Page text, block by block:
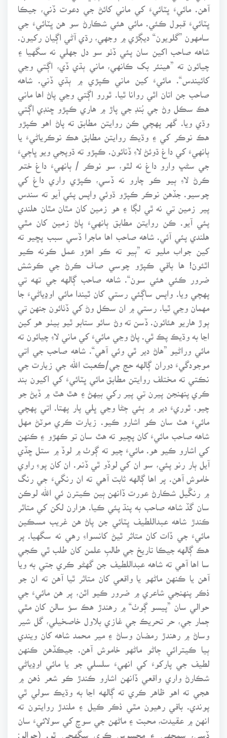
آهن. مائيءَ ڀٽائيءَ کي ماني کائڻ جي دعوت ڏني، جيڪا
ڀٽائيءَ قبول ڪئي. مائي هئي شڪارڻ سو هن ڀٽائيءَ جي
سامهون ”گلويون“ ديڳڙي ۾ وجهي، رڌي آڻي اڳيان رکيون.
شاهه صاحب اکين سان پئي ڏٺو سو دل جهلي نه سگهيا ۽
چيائون ته ”هينئر بک ڪانهي، ماني ٻڌي ڏي، اڳتي وڃي
کائيندس“. مائيءَ کين ماني ڪپڙي ۾ ٻڌي ڏني. شاهه
صاحب جن اتان اٿي روانا ٿيا. ٿورو اڳتي وڃي پاڻ اها ماني
هڪ سڪل وڻ جي بُنڊ جي پاڙ ۾ هاري ڪپڙو ڇنڊي اڳتي
وڌي ويا. گهر پهچي ڪن روايتن مطابق ته پاڻ اهو ڪپڙو
هڪ نوڪر کي ۽ وڌيڪ روايتن مطابق هڪ نوڪرياڻيءَ يا
ٻانهيءَ کي داغ ڌوئڻ لاءِ ڏنائون. ڪپڙو ته ڌوپجي ويو ڀاڄيءَ
جي سڻڀ وارو داغ نه لٿو، سو نوڪر / ٻانهيءَ داغ ختم
ڪرڻ لاءِ ٻيو ڪو چارو نه ڏسي، ڪپڙي واري داغ کي
چوسيو. جڏهن نوڪر ڪپڙو ڌوئي واپس پئي آيو ته سندس
پير زمين تي نه ٿي لڳا ۽ هو زمين کان مٿان مٿان هلندي
پئي آيو. ڪن روايتن مطابق ٻانهيءَ پاڻ زمين کان مٿي
هلندي پئي آئي. شاهه صاحب اها ماجرا ڏسي سبب پڇيو ته
کين جواب مليو ته ”ٻيو ته ڪو اهڙو عمل ڪونه ڪيو
اٿئون! ها باقي ڪپڙو چوسي صاف ڪرڻ جي ڪوشش
ضرور ڪئي هئي سون“. شاهه صاحب ڳالهه جي تهه تي
پهچي ويا. واپس ساڳئي رستي کان ٿيندا مائي اوڍياڻيءَ جا
مهمان وڃي ٿيا. رستي ۾ ان سڪل وڻ کي ڏٺائون جنهن تي
ٻوڙ هاريو هئائون. ڏسن ته وڻ سائو ستابو ٿيو بيٺو هو کين
اڃا به وڌيڪ پڪ ٿي. پاڻ وڃي مائيءَ کي ماني لاءِ چيائون ته
مائي وراڻيو ”هاڻ دير ٿي وئي آهي“. شاهه صاحب جي اتي
موجودگيءَ دوران ڳالهه حج جي/ڪعبت الله جي زيارت جي
نڪتي ته مختلف روايتن مطابق مائي ڀٽائيءَ کي اکيون بند
ڪري پنهنجن پيرن تي پير رکي بيهڻ ۽ هٿ هٿ ۾ ڏيڻ جو
چيو. ٿوريءَ دير ۾ ٻئي ڄڻا وڃي ڀلي پار پهتا. اتي پهچي
مائيءَ هٿ سان ڪو اشارو ڪيو. زيارت ڪري موٽڻ مهل
شاهه صاحب مائيءَ کان پڇيو ته هٿ سان تو ڪهڙو ۽ ڪنهن
کي اشارو ڪيو هو. مائيءَ چيو ته ڳوٺ ۾ لوڏ ۾ ستل ڇڏي
آيل ٻار رنو پئي، سو ان کي لوڏو ٿي ڏنم. ان کان پوءِ راوي
خاموش آهن. پر اها ڳالهه ثابت آهي ته ان رنگيءَ جي رنگ
۾ رنڱيل شڪارڻ عورت ڏانهن ٻين ڪيترن ئي الله لوڪن
سان گڏ شاهه صاحب به پنڌ پئي ڪيا. هزارن لکن کي متاثر
ڪندڙ شاهه عبداللطيف ڀٽائي جن پاڻ هن غريب مسڪين
مائيءَ جي ڏات کان متاثر ٿيڻ کانسواءِ رهي نه سگهيا. پر
هڪ ڳالهه جيڪا تاريخ جي طالبِ علمن کان طلب ٿي ڪجي
سا اها آهي ته شاهه عبداللطيف جن گهڻو ڪري جتي به ويا
آهن يا ڪنهن ماڻهو يا واقعي کان متاثر ٿيا آهن ته ان جو
ذڪر پنهنجي شاعري ۾ ضرور ڪيو اٿن، پر هن مائيءَ جي
حوالي سان ”پيسو ڳوٺ“ ۾ رهندڙ هڪ سؤ سالن کان مٿي
ڄمار جي، حر تحريڪ جي غازي بلاول خاصخيلي، گل شير
وساڻ ۾ رهندڙ رمضان وساڻ ۽ مير محمد شاهه کان ويندي
ٻيا ڪيترائي ڄاڻو ماڻهو خاموش آهن. جيڪڏهن ڪنهن
لطيف جي پارکوءَ کي انهيءَ سلسلي جو يا مائي اوڍياڻي
شڪارڻ واري واقعي ڏانهن اشارو ڪندڙ ڪو شعر ذهن ۾
هجي ته اهو ظاهر ڪري ته ڳالهه اڃا به وڌيڪ سولي ٿي
پوندي. باقي رهيون مٿي ذڪر ڪيل ۽ ملندڙ روايتون ته
انهن ۾ عقيدت، محبت ۽ ماڻهن جي سوچ کي سولائيءَ سان
ڏسي، سمجهي ۽ محسوس ڪري سگهجي ٿو. (حوالو: